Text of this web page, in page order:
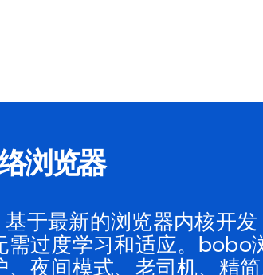
浏览器
于最新的浏览器内核开
过度学习和适应。bobo
夜间模式、老司机、精